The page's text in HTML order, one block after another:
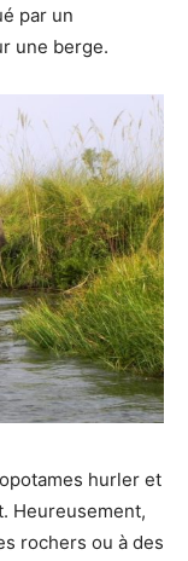
par un
une berge.
hurler et
Heureusement,
rochers ou à des